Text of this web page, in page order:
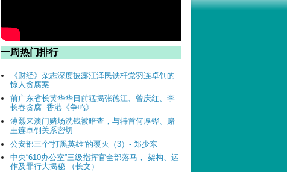
一周热门排行
《财经》杂志深度披露江泽民铁杆党羽连卓钊的
惊人贪腐案
前广东省长黄华华日前猛揭张德江、曾庆红、李
长春贪腐- 香港《争鸣》
薄熙来澳门赌场洗钱被暗查，与特首何厚铧、赌
王连卓钊关系密切
公安部三个“打黑英雄”的覆灭（3）- 郑少东
中央“610办公室”三级指挥官全部落马， 架构、运
作及罪行大揭秘 （长文）